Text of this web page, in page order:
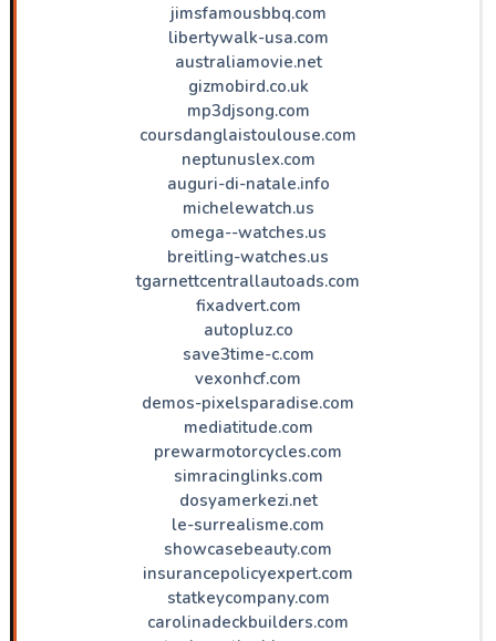
jimsfamousbbq.com
libertywalk-usa.com
australiamovie.net
gizmobird.co.uk
mp3djsong.com
coursdanglaistoulouse.com
neptunuslex.com
auguri-di-natale.info
michelewatch.us
omega--watches.us
breitling-watches.us
tgarnettcentrallautoads.com
fixadvert.com
autopluz.co
save3time-c.com
vexonhcf.com
demos-pixelsparadise.com
mediatitude.com
prewarmotorcycles.com
simracinglinks.com
dosyamerkezi.net
le-surrealisme.com
showcasebeauty.com
insurancepolicyexpert.com
statkeycompany.com
carolinadeckbuilders.com